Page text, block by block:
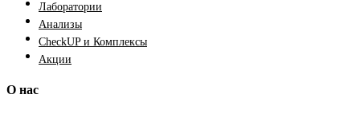
Лаборатории
Анализы
CheckUP и Комплексы
Акции
О нас